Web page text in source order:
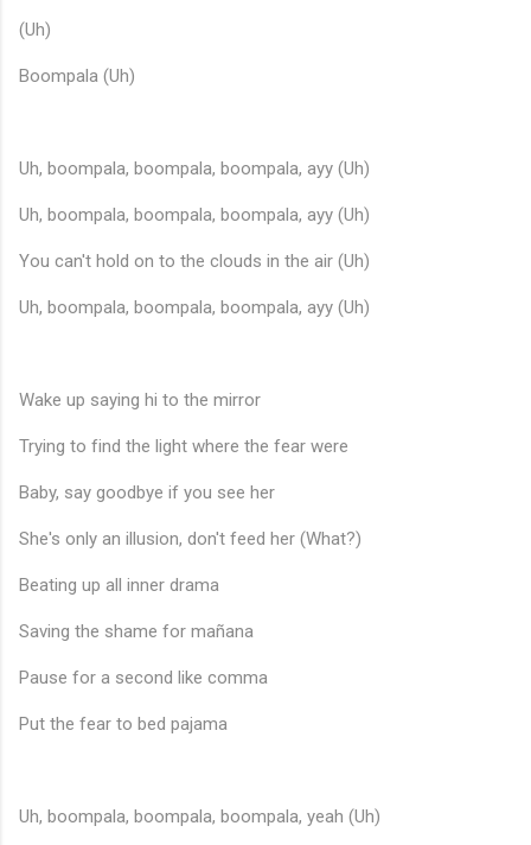
(Uh)
Boompala (Uh)
Uh, boompala, boompala, boompala, ayy (Uh)
Uh, boompala, boompala, boompala, ayy (Uh)
You can't hold on to the clouds in the air (Uh)
Uh, boompala, boompala, boompala, ayy (Uh)
Wake up saying hi to the mirror
Trying to find the light where the fear were
Baby, say goodbye if you see her
She's only an illusion, don't feed her (What?)
Beating up all inner drama
Saving the shame for mañana
Pause for a second like comma
Put the fear to bed pajama
Uh, boompala, boompala, boompala, yeah (Uh)